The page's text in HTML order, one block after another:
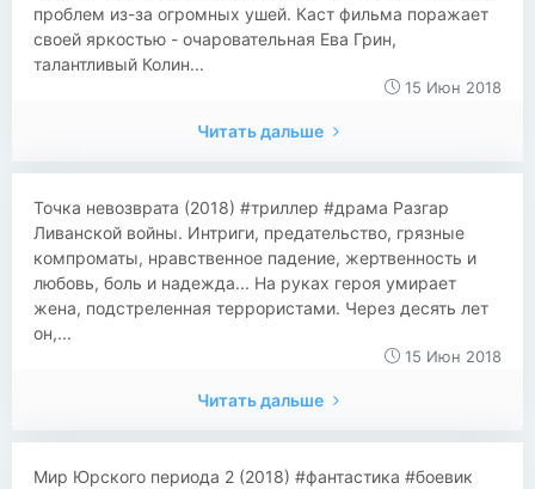
проблем из-за огромных ушей. Каст фильма поражает
своей яркостью - очаровательная Ева Грин,
талантливый Колин...
15 Июн 2018
Читать дальше
​​Точка невозврата (2018) #триллер #драма Разгар
Ливанской войны. Интриги, предательство, грязные
компроматы, нравственное падение, жертвенность и
любовь, боль и надежда... На руках героя умирает
жена, подстреленная террористами. Через десять лет
он,...
15 Июн 2018
Читать дальше
​​Мир Юрского периода 2 (2018) #фантастика #боевик